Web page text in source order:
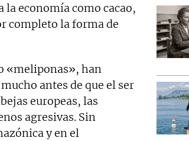
economía como cacao,
completo la forma de
«meliponas», han
antes de que el ser
europeas, las
agresivas. Sin
y en el